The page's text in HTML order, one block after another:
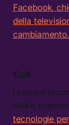
Facebook,
della
Cult
I colossi
IBM e
tecnologie